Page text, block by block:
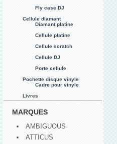
Fly case DJ
Cellule diamant
Diamant platine
Cellule platine
Cellule scratch
Cellule DJ
Porte cellule
Pochette disque vinyle
Cadre pour vinyle
Livres
MARQUES
AMBIGUOUS
ATTICUS